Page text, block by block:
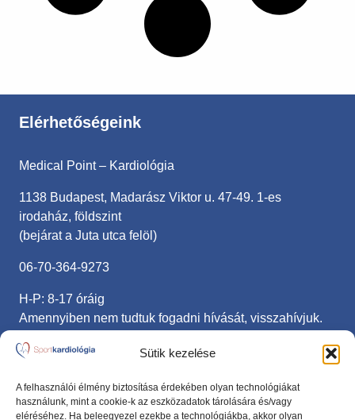
Sütik kezelése
A felhasználói élmény biztosítása érdekében olyan technológiákat
használunk, mint a cookie-k az eszközadatok tárolására és/vagy
eléréséhez. Ha beleegyezel ezekbe a technológiákba, akkor olyan
Elérhetőségeink
Medical Point – Kardiológia
1138 Budapest, Madarász Viktor u. 47-49. 1-es
irodaház, földszint
(bejárat a Juta utca felöl)
06-70-364-9273
H-P: 8-17 óráig
Amennyiben nem tudtuk fogadni hívását, visszahívjuk.
sportkardiologia@gmail.com
Fontos linkek